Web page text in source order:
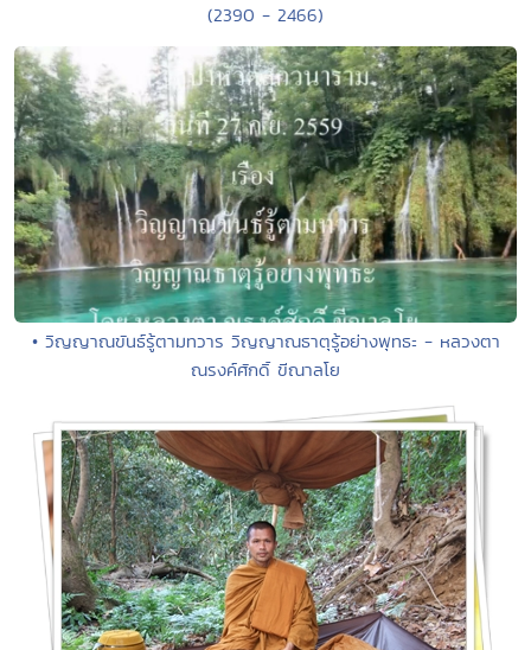
(2390 - 2466)
• วิญญาณขันธ์รู้ตามทวาร วิญญาณธาตุรู้อย่างพุทธะ - หลวงตา
ณรงค์ศักดิ์ ขีณาลโย